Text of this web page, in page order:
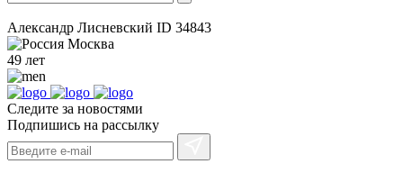
Александр Лисневский ID 34843
Москва
49 лет
Следите за новостями
Подпишись на рассылку